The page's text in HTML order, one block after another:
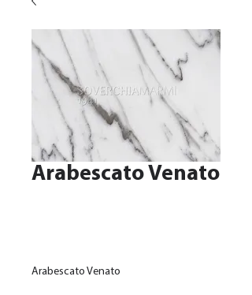
Arabescato Venato
Arabescato Venato